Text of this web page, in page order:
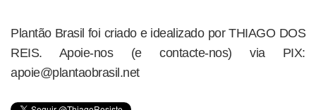
Plantão Brasil foi criado e idealizado por THIAGO DOS
REIS. Apoie-nos (e contacte-nos) via PIX:
apoie@plantaobrasil.net